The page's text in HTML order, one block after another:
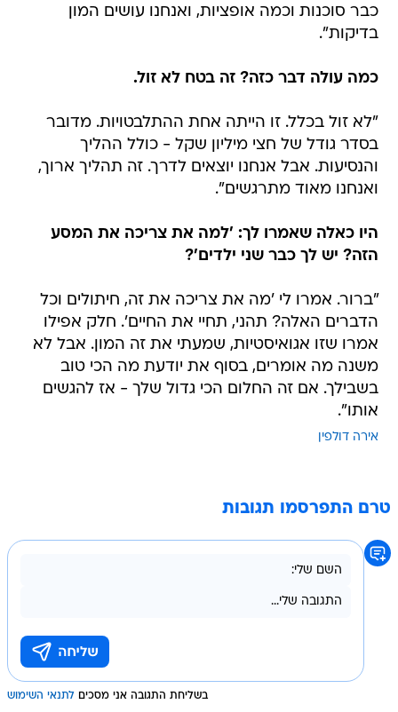
כבר סוכנות וכמה אופציות, ואנחנו עושים המון
בדיקות".
כמה עולה דבר כזה? זה בטח לא זול.
"לא זול בכלל. זו הייתה אחת ההתלבטויות. מדובר
בסדר גודל של חצי מיליון שקל - כולל ההליך
והנסיעות. אבל אנחנו יוצאים לדרך. זה תהליך ארוך,
ואנחנו מאוד מתרגשים".
היו כאלה שאמרו לך: 'למה את צריכה את המסע
הזה? יש לך כבר שני ילדים'?
"ברור. אמרו לי 'מה את צריכה את זה, חיתולים וכל
הדברים האלה? תהני, תחיי את החיים'. חלק אפילו
אמרו שזו אגואיסטיות, שמעתי את זה המון. אבל לא
משנה מה אומרים, בסוף את יודעת מה הכי טוב
בשבילך. אם זה החלום הכי גדול שלך - אז להגשים
אותו".
אירה דולפין
טרם התפרסמו תגובות
בשליחת התגובה אני מסכים לתנאי השימוש